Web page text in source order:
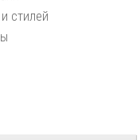
стилей